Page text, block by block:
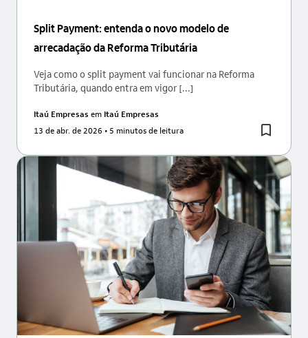
Split Payment: entenda o novo modelo de
arrecadação da Reforma Tributária
Veja como o split payment vai funcionar na Reforma
Tributária, quando entra em vigor [...]
Itaú Empresas em Itaú Empresas
13 de abr. de 2026 • 5 minutos de leitura